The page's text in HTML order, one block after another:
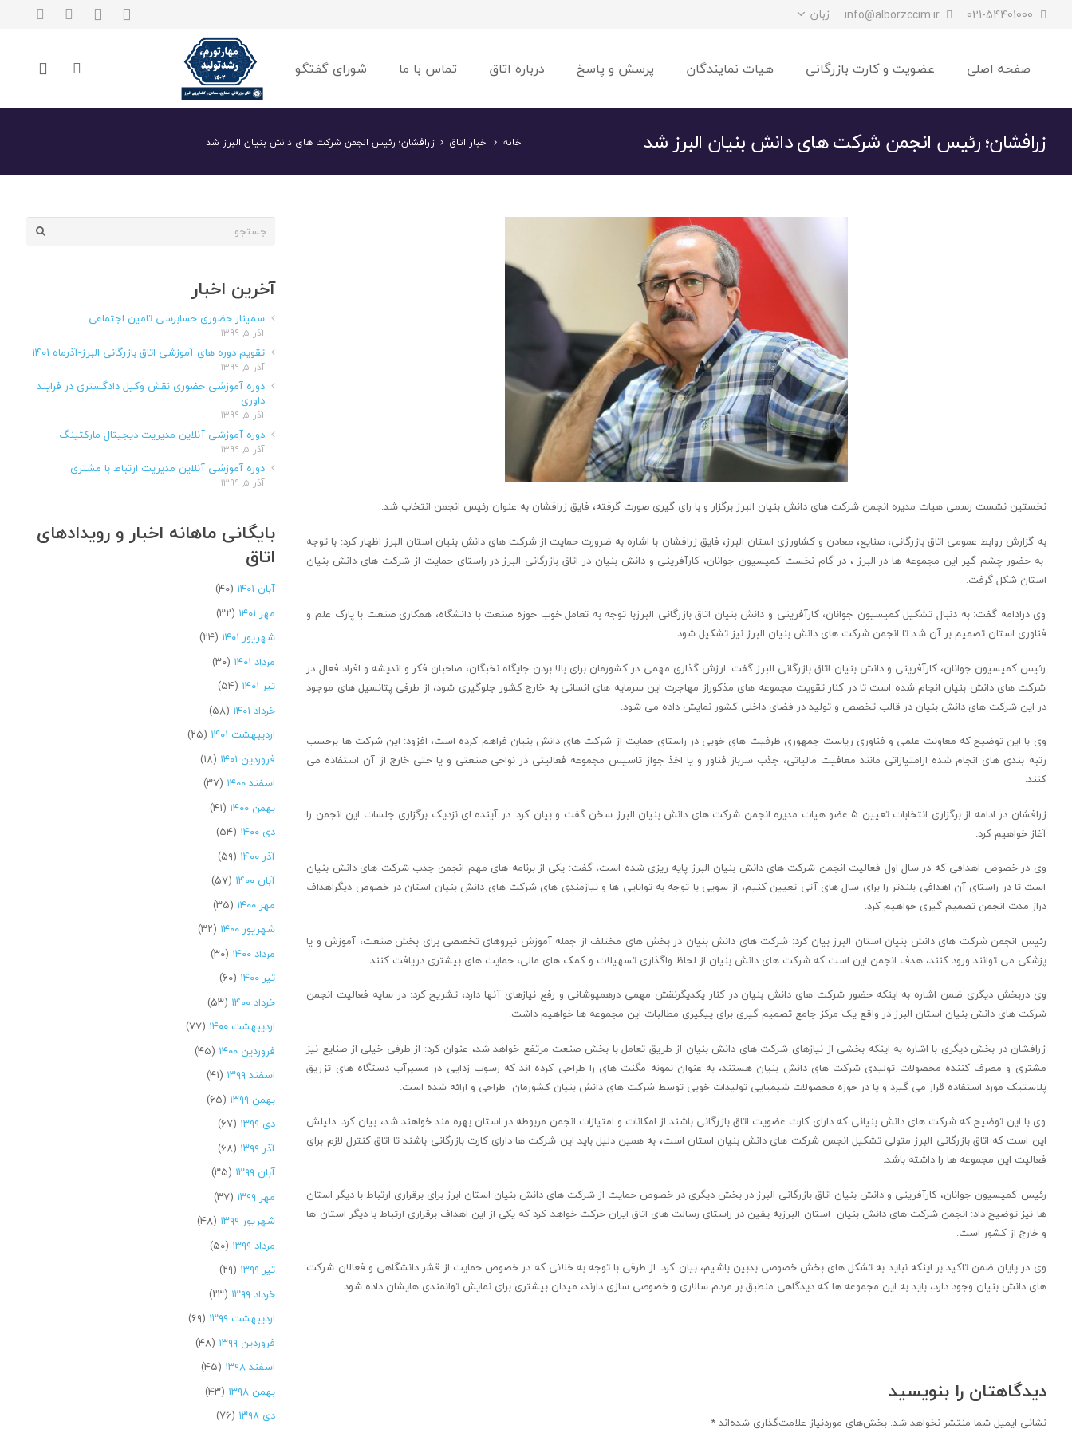
021-54401000
info@alborzccim.ir زبان
صفحه اصلی عضویت و کارت بازرگانی هیات نمایندگان پرسش و پاسخ درباره اتاق تماس با ما شورای گفتگو
زرافشان؛ رئیس انجمن شرکت های دانش بنیان البرز شد خانه اخبار اتاق زرافشان؛ رئیس انجمن شرکت های دانش بنیان البرز شد
نخستین نشست رسمی هیات مدیره انجمن شرکت های دانش بنیان البرز برگزار و با رای گیری صورت گرفته، فایق زرافشان به عنوان رئیس انجمن انتخاب شد.
به گزارش روابط عمومی اتاق بازرگانی، صنایع، معادن و کشاورزی استان البرز، فایق زرافشان با اشاره به ضرورت حمایت از شرکت های دانش بنیان استان البرز اظهار کرد: با توجه
به حضور چشم گیر این مجموعه ها در البرز ، در گام نخست کمیسیون جوانان، کارآفرینی و دانش بنیان در اتاق بازرگانی البرز در راستای حمایت از شرکت های دانش بنیان
استان شکل گرفت.
وی درادامه گفت: به دنبال تشکیل کمیسیون جوانان، کارآفرینی و دانش بنیان اتاق بازرگانی البرزبا توجه به تعامل خوب حوزه صنعت با دانشگاه، همکاری صنعت با پارک علم و
فناوری استان تصمیم بر آن شد تا انجمن شرکت های دانش بنیان البرز نیز تشکیل شود.
رئیس کمیسیون جوانان، کارآفرینی و دانش بنیان اتاق بازرگانی البرز گفت: ارزش گذاری مهمی در کشورمان برای بالا بردن جایگاه نخبگان، صاحبان فکر و اندیشه و افراد فعال در
شرکت های دانش بنیان انجام شده است تا در کنار تقویت مجموعه های مذکوراز مهاجرت این سرمایه های انسانی به خارج کشور جلوگیری شود، از طرفی پتانسیل های موجود
در این شرکت های دانش بنیان در قالب تخصص و تولید در فضای داخلی کشور نمایش داده می شود.
وی با این توضیح که معاونت علمی و فناوری ریاست جمهوری ظرفیت های خوبی در راستای حمایت از شرکت های دانش بنیان فراهم کرده است، افزود: این شرکت ها برحسب
رتبه بندی های انجام شده ازامتیازاتی مانند معافیت مالیاتی، جذب سرباز فناور و یا اخذ جواز تاسیس مجموعه فعالیتی در نواحی صنعتی و یا حتی خارج از آن استفاده می
کنند.
زرافشان در ادامه از برگزاری انتخابات تعیین ۵ عضو هیات مدیره انجمن شرکت های دانش بنیان البرز سخن گفت و بیان کرد: در آینده ای نزدیک برگزاری جلسات این انجمن را
آغاز خواهیم کرد.
وی در خصوص اهدافی که در سال اول فعالیت انجمن شرکت های دانش بنیان البرز پایه ریزی شده است، گفت: یکی از برنامه های مهم انجمن جذب شرکت های دانش بنیان
است تا در راستای آن اهدافی بلندتر را برای سال های آتی تعیین کنیم، از سویی با توجه به توانایی ها و نیازمندی های شرکت های دانش بنیان استان در خصوص دیگراهداف
دراز مدت انجمن تصمیم گیری خواهیم کرد.
رئیس انجمن شرکت های دانش بنیان استان البرز بیان کرد: شرکت های دانش بنیان در بخش های مختلف از جمله آموزش نیروهای تخصصی برای بخش صنعت، آموزش و یا
پزشکی می توانند ورود کنند، هدف انجمن این است که شرکت های دانش بنیان از لحاظ واگذاری تسهیلات و کمک های مالی، حمایت های بیشتری دریافت کنند.
وی دربخش دیگری ضمن اشاره به اینکه حضور شرکت های دانش بنیان در کنار یکدیگرنقش مهمی درهمپوشانی و رفع نیازهای آنها دارد، تشریح کرد: در سایه فعالیت انجمن
شرکت های دانش بنیان استان البرز در واقع یک مرکز جامع تصمیم گیری برای پیگیری مطالبات این مجموعه ها خواهیم داشت.
زرافشان در بخش دیگری با اشاره به اینکه بخشی از نیازهای شرکت های دانش بنیان از طریق تعامل با بخش صنعت مرتفع خواهد شد، عنوان کرد: از طرفی خیلی از صنایع نیز
مشتری و مصرف کننده محصولات تولیدی شرکت های دانش بنیان هستند، به عنوان نمونه مگنت های را طراحی کرده اند که رسوب زدایی در مسیرآب دستگاه های تزریق
پلاستیک مورد استفاده قرار می گیرد و یا در حوزه محصولات شیمیایی تولیدات خوبی توسط شرکت های دانش بنیان کشورمان طراحی و ارائه شده است.
وی با این توضیح که شرکت های دانش بنیانی که دارای کارت عضویت اتاق بازرگانی باشند از امکانات و امتیازات انجمن مربوطه در استان بهره مند خواهند شد، بیان کرد: دلیلش
این است که اتاق بازرگانی البرز متولی تشکیل انجمن شرکت های دانش بنیان استان است، به همین دلیل باید این شرکت ها دارای کارت بازرگانی باشند تا اتاق کنترل لازم برای
فعالیت این مجموعه ها را داشته باشد.
رئیس کمیسیون جوانان، کارآفرینی و دانش بنیان اتاق بازرگانی البرز در بخش دیگری در خصوص حمایت از شرکت های دانش بنیان استان ابرز برای برقراری ارتباط با دیگر استان
ها نیز توضیح داد: انجمن شرکت های دانش بنیان استان البرزبه یقین در راستای رسالت های اتاق ایران حرکت خواهد کرد که یکی از این اهداف برقراری ارتباط با دیگر استان ها
و خارج از کشور است.
وی در پایان ضمن تاکید بر اینکه نباید به تشکل های بخش خصوصی بدبین باشیم، بیان کرد: از طرفی با توجه به خلائی که در خصوص حمایت از قشر دانشگاهی و فعالان شرکت
های دانش بنیان وجود دارد، باید به این مجموعه ها که دیدگاهی منطبق بر مردم سالاری و خصوصی سازی دارند، میدان بیشتری برای نمایش توانمندی هایشان داده شود.
دیدگاهتان را بنویسید
نشانی ایمیل شما منتشر نخواهد شد. بخش‌های موردنیاز علامت‌گذاری شده‌اند*
جستجو
آخرین اخبار
سمینار حضوری حسابرسی تامین اجتماعی
آذر ۵, ۱۳۹۹
تقویم دوره های آموزشی اتاق بازرگانی البرز-آذرماه ۱۴۰۱
آذر ۵, ۱۳۹۹
دوره آموزشی حضوری نقش وکیل دادگستری در فرایند
داوری
آذر ۵, ۱۳۹۹
دوره آموزشی آنلاین مدیریت دیجیتال مارکتینگ
آذر ۵, ۱۳۹۹
دوره آموزشی آنلاین مدیریت ارتباط با مشتری
آذر ۵, ۱۳۹۹
بایگانی ماهانه اخبار و رویدادهای
اتاق
آبان ۱۴۰۱
(۴۰)
مهر ۱۴۰۱
(۳۲)
شهریور ۱۴۰۱
(۲۴)
مرداد ۱۴۰۱
(۳۰)
تیر ۱۴۰۱
(۵۴)
خرداد ۱۴۰۱
(۵۸)
اردیبهشت ۱۴۰۱
(۲۵)
فروردین ۱۴۰۱
(۱۸)
اسفند ۱۴۰۰
(۳۷)
بهمن ۱۴۰۰
(۴۱)
دی ۱۴۰۰
(۵۴)
آذر ۱۴۰۰
(۵۹)
آبان ۱۴۰۰
(۵۷)
مهر ۱۴۰۰
(۳۵)
شهریور ۱۴۰۰
(۳۲)
مرداد ۱۴۰۰
(۳۰)
تیر ۱۴۰۰
(۶۰)
خرداد ۱۴۰۰
(۵۳)
اردیبهشت ۱۴۰۰
(۷۷)
فروردین ۱۴۰۰
(۴۵)
اسفند ۱۳۹۹
(۴۱)
بهمن ۱۳۹۹
(۶۵)
دی ۱۳۹۹
(۶۷)
آذر ۱۳۹۹
(۶۸)
آبان ۱۳۹۹
(۳۵)
مهر ۱۳۹۹
(۳۷)
شهریور ۱۳۹۹
(۴۸)
مرداد ۱۳۹۹
(۵۰)
تیر ۱۳۹۹
(۲۹)
خرداد ۱۳۹۹
(۲۳)
اردیبهشت ۱۳۹۹
(۶۹)
فروردین ۱۳۹۹
(۴۸)
اسفند ۱۳۹۸
(۴۵)
بهمن ۱۳۹۸
(۴۳)
دی ۱۳۹۸
(۷۶)